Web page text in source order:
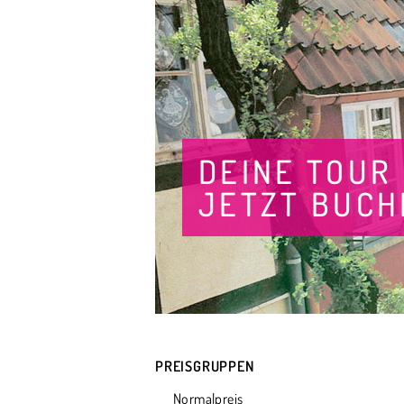
DEINE TOUR
JETZT
PREISGRUPPEN
Normalpreis